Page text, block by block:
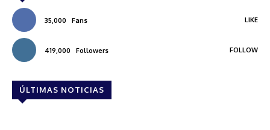
35,000 Fans LIKE
419,000 Followers FOLLOW
ÚLTIMAS NOTICIAS